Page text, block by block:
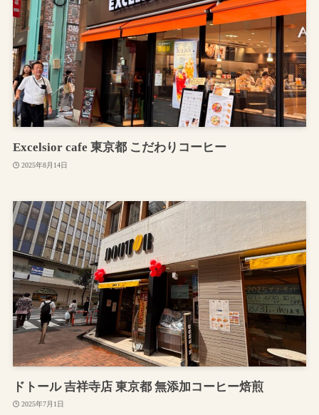
Excelsior cafe 東京都 こだわりコーヒー
2025年8月14日
ドトール 吉祥寺店 東京都 無添加コーヒー焙煎
2025年7月1日